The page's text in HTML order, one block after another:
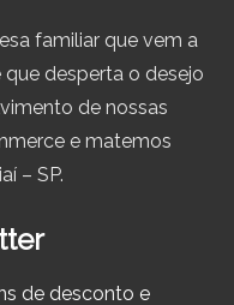
familiar que vem a
desperta o desejo
de nossas
e matemos
– SP.
de desconto e